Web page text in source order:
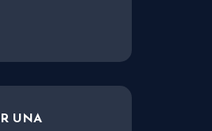
UNA